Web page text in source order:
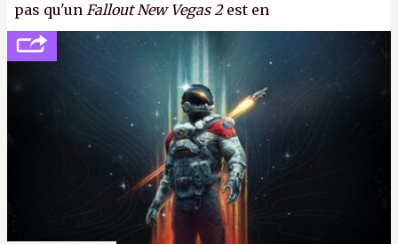
pas qu'un Fallout New Vegas 2est en
développement (pour ce que l'on sait, ils bossent
peut-être sur
Fallout Football ou
Fallout vs. Les
Lapins Crétins) et l'Obsidian d'aujourd'hui n'est plus
le même studio qu'il y a 15 ans. Mais bon, OK, on
peut commencer à fantasmer.A.